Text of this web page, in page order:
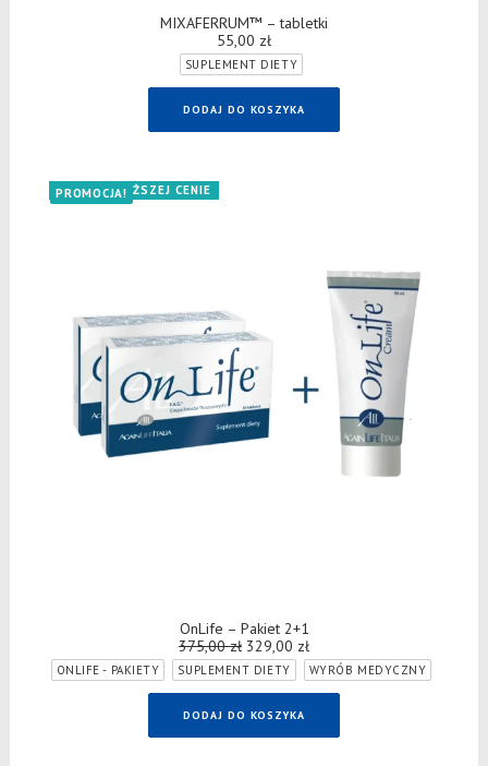
DODAJ DO KOSZYKA
MIXAFERRUM™ – tabletki
55,00 zł
SUPLEMENT DIETY
DODAJ DO KOSZYKA
PROMOCJA!
DODAJ DO KOSZYKA
TERAZ W NIŻSZEJ CENIE
OnLife – Pakiet 2+1
375,00zł Pierwotna
cena
wynosiła:
375,00 zł.
329,00 zł
cena
wynosi:
329,00 zł.
ONLIFE - PAKIETY SUPLEMENT DIETY WYRÓB MEDYCZNY
DODAJ DO KOSZYKA